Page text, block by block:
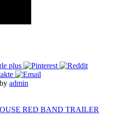
admin
RED BAND TRAILER